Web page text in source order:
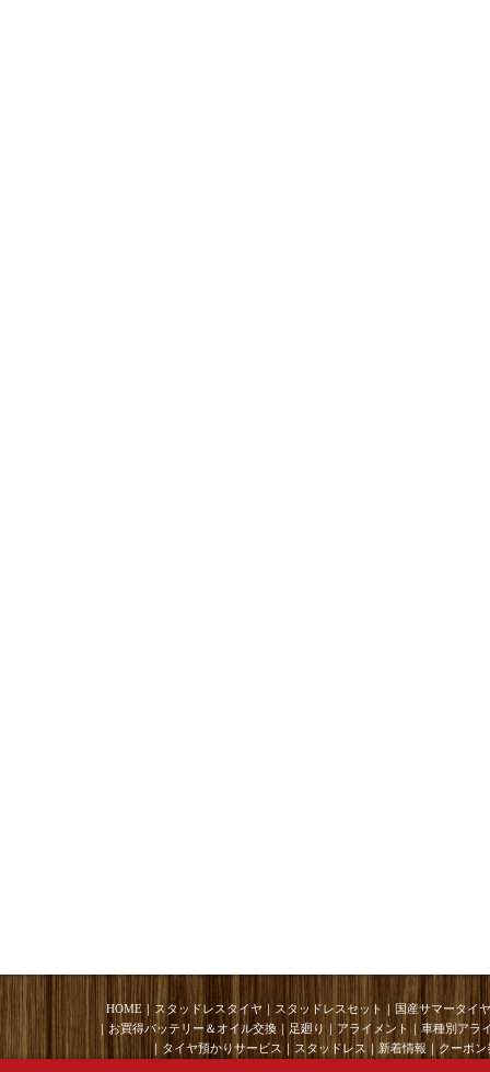
HOME ｜ スタッドレスタイヤ ｜ スタッドレスセット ｜ 国産サマータイ
｜ お買得バッテリー＆オイル交換 ｜ 足廻り ｜ アライメント ｜ 車種別アラ
｜ タイヤ預かりサービス ｜ スタッドレス ｜ 新着情報 ｜ クーポン